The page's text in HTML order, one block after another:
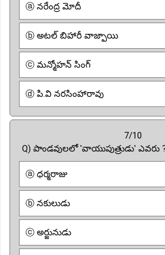
ⓐ నరేంద్ర మోదీ
ⓑ అటల్ బిహారీ వాజ్పాయి
ⓒ మన్మోహన్ సింగ్
ⓓ పి.వి నరసింహారావు
7/10
Q) పాండవులలో 'వాయుపుత్రుడు' ఎవరు
ⓐ ధర్మరాజు
ⓑ నకులుడు
ⓒ అర్జునుడు